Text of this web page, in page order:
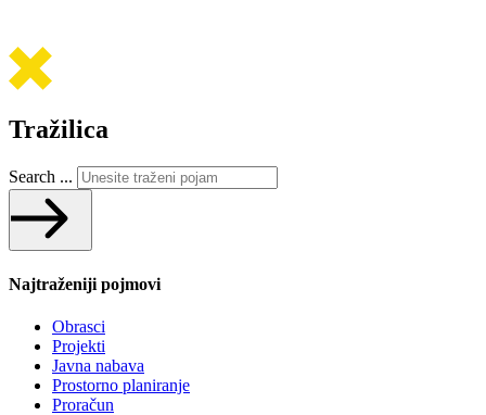
Tražilica
Search ...
Najtraženiji pojmovi
Obrasci
Projekti
Javna nabava
Prostorno planiranje
Proračun